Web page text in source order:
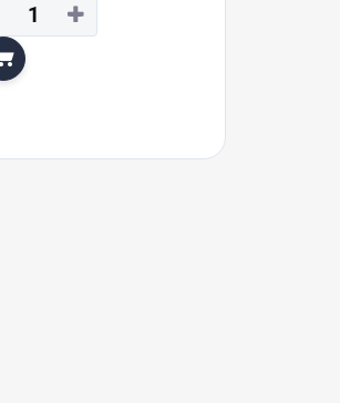
+
Do košíku